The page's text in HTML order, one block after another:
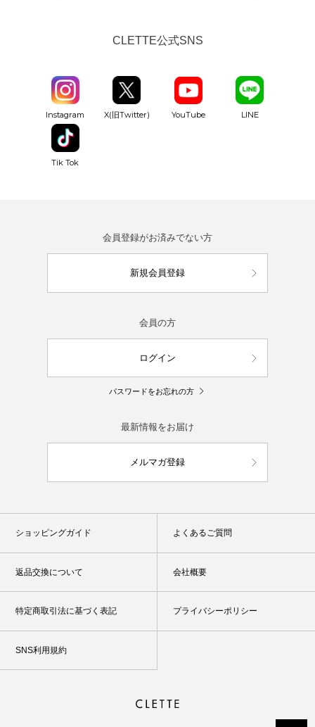
CLETTE公式SNS
Instagram X(旧Twitter) YouTube LINE
Tik Tok
会員登録がお済みでない方
新規会員登録
会員の方
ログイン
パスワードをお忘れの方
最新情報をお届け
メルマガ登録
ショッピングガイド よくあるご質問
返品交換について 会社概要
特定商取引法に基づく表記 プライバシーポリシー
SNS利用規約